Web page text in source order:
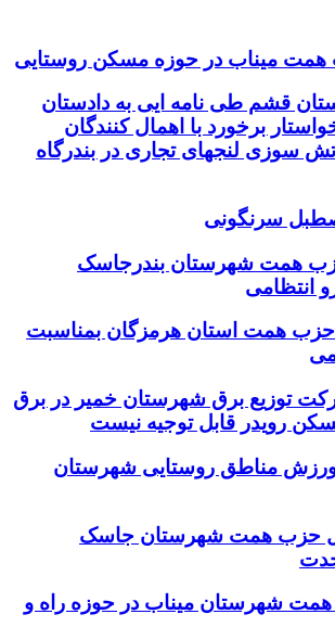
همت میناب در حوزه مسکن روستایی
قشم طی نامه ایی به دادستان
برخورد با اهمال کنندگان
سوزی لنجهای تجاری در بندرگاه
سرنگونی
حزب همت شهرستان بندرجاسک
انتظامی
حزب همت استان هرمزگان بمناسبت
توزیع برق شهرستان خمیر در برق
رویدر قابل توجیه نیست
مناطق روستایی شهرستان
حزب همت شهرستان جاسک
شهرستان میناب در حوزه راه و